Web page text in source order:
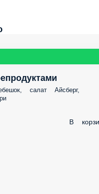
салат Айсберг,
В